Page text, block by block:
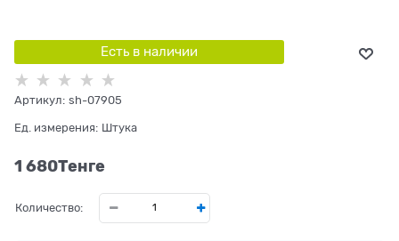
Есть в наличии
Артикул: sh-07905
Ед. измерения: Штука
1 680Tенге
Количество: